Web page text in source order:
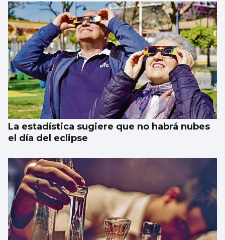
La estadística sugiere que no habrá nubes
el día del eclipse